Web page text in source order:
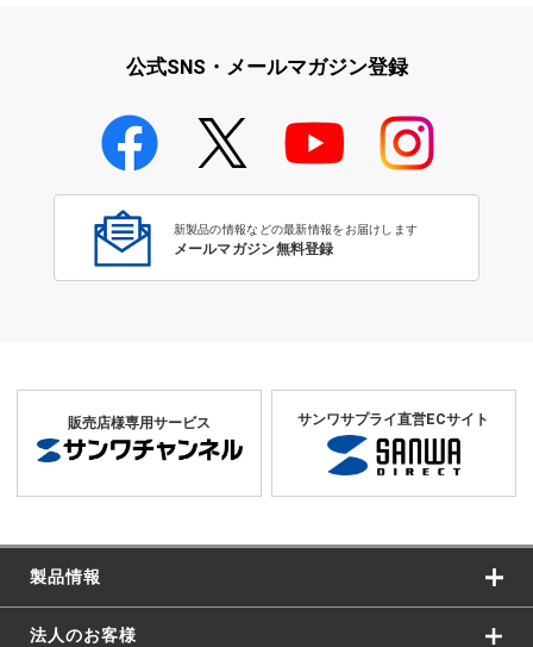
公式SNS・メールマガジン登録
新製品の情報などの最新情報をお届けします
メールマガジン無料登録
販売店様専用サービス サンワサプライ直営ECサイト
製品情報
法人のお客様